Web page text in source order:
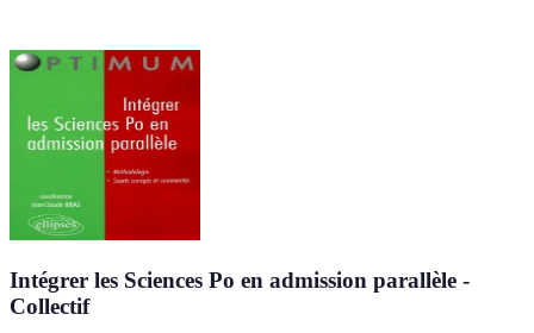
Intégrer les Sciences Po en admission parallèle -
Collectif